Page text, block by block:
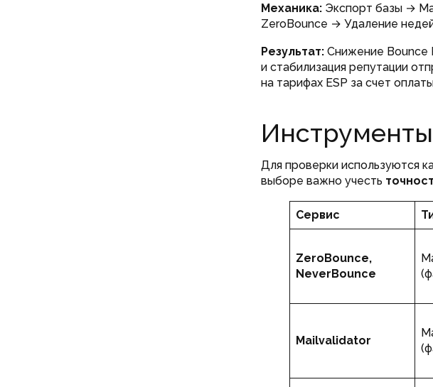
Механика: Экспорт базы →
ZeroBounce → Удаление
Результат: Снижение Bounce
и стабилизация репутации
на тарифах ESP за счет
Для проверки используются
выборе важно учесть
Сервис
ZeroBounce,
NeverBounce
Mailvalidator